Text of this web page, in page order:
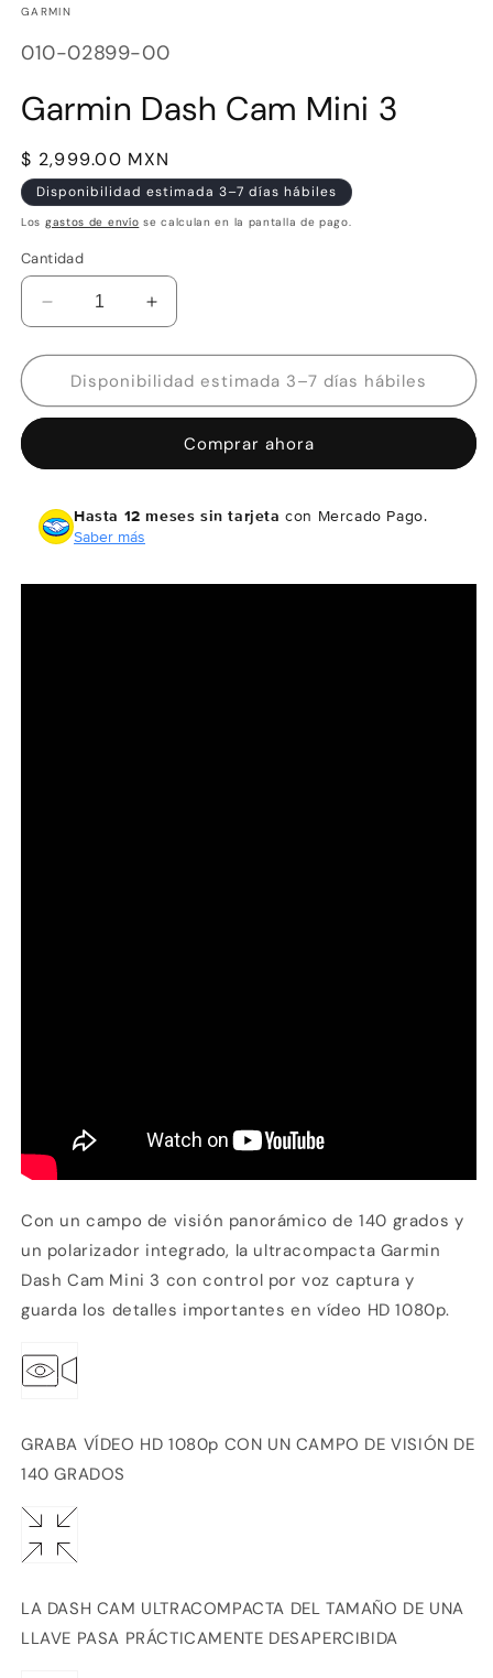
una
modal
GARMIN
SKU:
010-02899-00
Garmin Dash Cam Mini 3
Precio
habitual
$ 2,999.00 MXN
Disponibilidad estimada 3–7 días hábiles
Los gastos de envío se calculan en la pantalla de pago.
Cantidad
Reducir
cantidad
para
Garmin
Dash
3
Aumentar
cantidad
para
Garmin
Dash
Mini
3
Disponibilidad estimada 3–7 días hábiles
Comprar ahora
Hasta 12 meses sin tarjeta con Mercado Pago.
Saber más
Con un campo de visión panorámico de 140 grados y
un polarizador integrado, la ultracompacta Garmin
Dash Cam Mini 3 con control por voz captura y
guarda los detalles importantes en vídeo HD 1080p.
GRABA VÍDEO HD 1080p CON UN CAMPO DE VISIÓN DE
140 GRADOS
LA DASH CAM ULTRACOMPACTA DEL TAMAÑO DE UNA
LLAVE PASA PRÁCTICAMENTE DESAPERCIBIDA